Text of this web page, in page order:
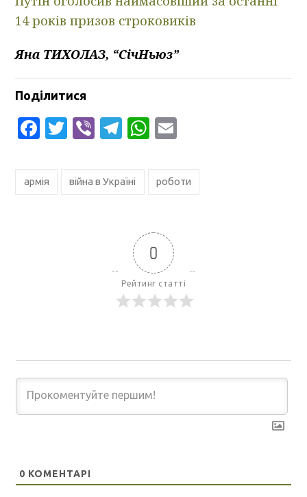
14 років призов строковиків
Яна ТИХОЛАЗ, “СічНьюз”
Поділитися
Facebook
Twitter
ViberTelegram
WhatsApp
армія війна в Україні роботи
0
Рейтинг статті
0 КОМЕНТАРІ